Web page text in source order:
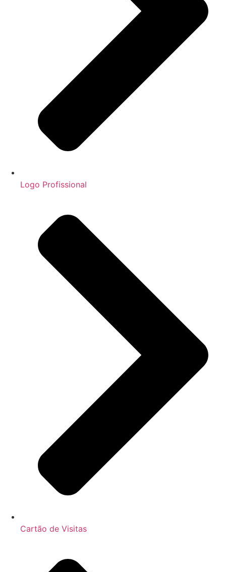
Logo Profissional
Cartão de Visitas